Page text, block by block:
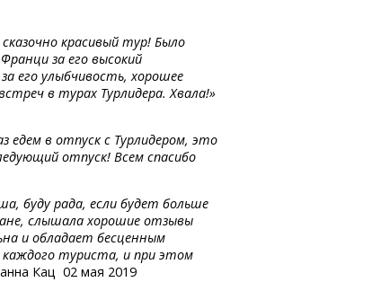
красивый тур! Было
за его высокий
его улыбчивость, хорошее
в турах Турлидера. Хвала!»
едем в отпуск с Турлидером, это
отпуск! Всем спасибо
буду рада, если будет больше
слышала хорошие отзывы
и обладает бесценным
каждого туриста, и при этом
Кац 02 мая 2019